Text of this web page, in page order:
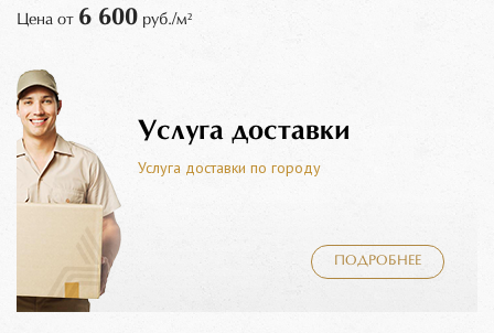
Цена от 6 600 руб./м²
Услуга доставки
Услуга доставки по городу
ПОДРОБНЕЕ